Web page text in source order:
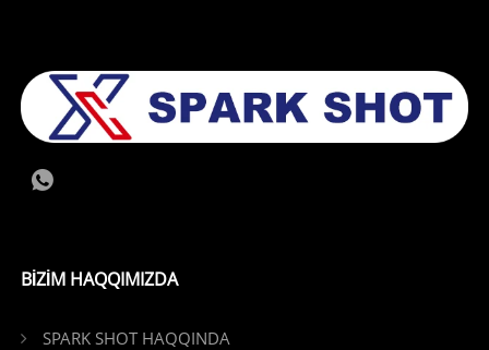
BIZIM HAQQIMIZDA
SPARK SHOT HAQQINDA